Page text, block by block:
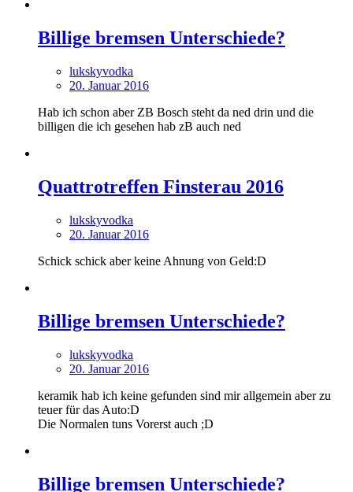
Billige bremsen Unterschiede?
lukskyvodka
20. Januar 2016
Hab ich schon aber ZB Bosch steht da ned drin und die
billigen die ich gesehen hab zB auch ned
Quattrotreffen Finsterau 2016
lukskyvodka
20. Januar 2016
Schick schick aber keine Ahnung von Geld:D
Billige bremsen Unterschiede?
lukskyvodka
20. Januar 2016
keramik hab ich keine gefunden sind mir allgemein aber zu
teuer für das Auto:D
Die Normalen tuns Vorerst auch ;D
Billige bremsen Unterschiede?